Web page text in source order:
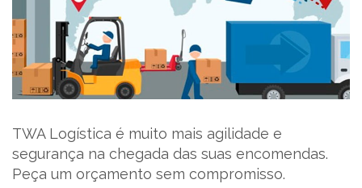
TWA Logística é muito mais agilidade e
segurança na chegada das suas encomendas.
Peça um orçamento sem compromisso.